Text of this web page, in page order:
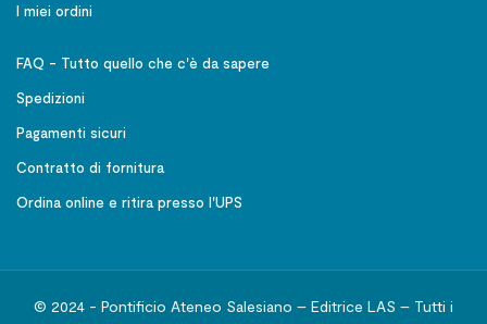
I miei ordini
FAQ - Tutto quello che c'è da sapere
Spedizioni
Pagamenti sicuri
Contratto di fornitura
Ordina online e ritira presso l'UPS
© 2024 - Pontificio Ateneo Salesiano – Editrice LAS – Tutti i